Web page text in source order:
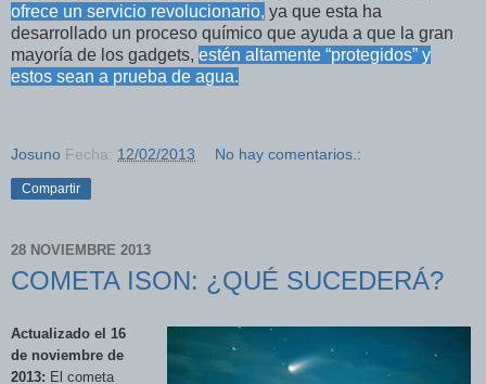
ofrece un servicio revolucionario, ya que esta ha
desarrollado un proceso químico que ayuda a que la gran
mayoría de los gadgets, estén altamente “protegidos” y
estos sean a prueba de agua.
Josuno Fecha: 12/02/2013 No hay comentarios.:
Compartir
28 NOVIEMBRE 2013
COMETA ISON: ¿QUÉ SUCEDERÁ?
Actualizado el 16
de noviembre de
2013: El cometa